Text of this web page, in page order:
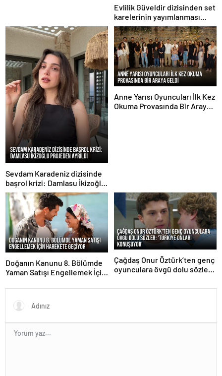
Evlilik Güveldir dizisinden set
karelerinin yayımlanması
sürüyor
Sevdam Karadeniz dizisinde
başrol krizi: Damlasu İkizoğlu
projeden ayrıldı
Anne Yarısı Oyuncuları İlk Kez
Okuma Provasında Bir Araya
Doğanın Kanunu 8. Bölümde
Yaman Satışı Engellemek İçin
Çağdaş Onur Öztürk’ten genç
oyunculara övgü dolu sözler: